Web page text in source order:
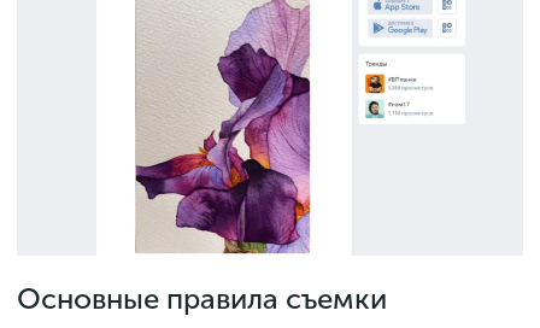
Основные правила съемки